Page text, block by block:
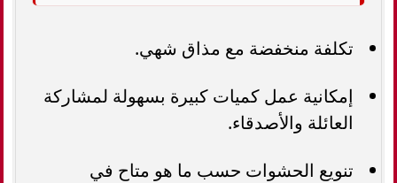
تكلفة منخفضة مع مذاق شهي.
إمكانية عمل كميات كبيرة بسهولة لمشاركة
العائلة والأصدقاء.
تنويع الحشوات حسب ما هو متاح في